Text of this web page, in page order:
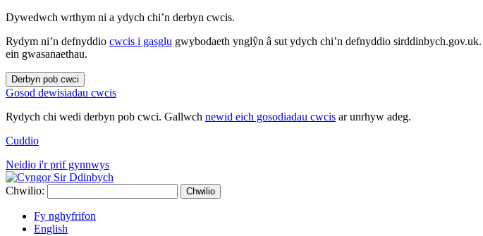
Dywedwch wrthym ni a ydych chi’n derbyn cwcis.
Rydym ni’n defnyddio cwcis i gasglu gwybodaeth ynglŷn â sut ydych chi’n defnyddio
ein gwasanaethau.
Derbyn pob cwci
Gosod dewisiadau cwcis
Rydych chi wedi derbyn pob cwci. Gallwch newid eich gosodiadau cwcis ar unrhyw adeg.
Cuddio
Neidio i'r prif gynnwys
Chwilio: Chwilio
Fy nghyfrifon
English